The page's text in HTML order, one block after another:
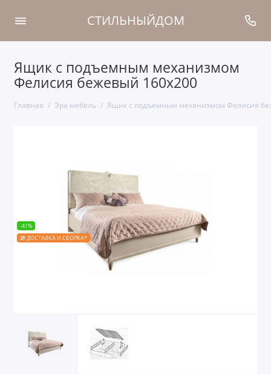
СТИЛЬНЫЙДОМ
Ящик с подъемным механизмом
Фелисия бежевый 160х200
Главная Эра мебель Ящик с подъемным механизмом Фелисия
-41%
🎁 ДОСТАВКА И СБОРКА*